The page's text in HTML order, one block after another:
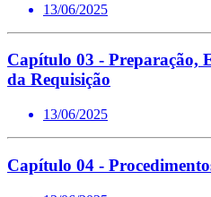
13/06/2025
Capítulo 03 - Preparação,
da Requisição
13/06/2025
Capítulo 04 -